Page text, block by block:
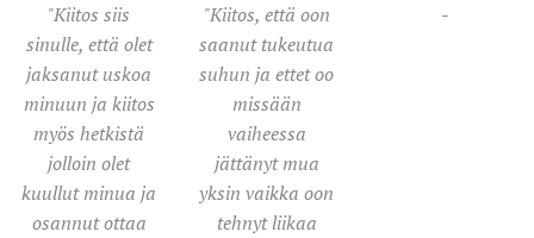
"Kiitos siis
sinulle, että olet
jaksanut uskoa
minuun ja kiitos
myös hetkistä
jolloin olet
kuullut minua ja
osannut ottaa
"Kiitos, että oon
saanut tukeutua
suhun ja ettet oo
missään
vaiheessa
jättänyt mua
yksin vaikka oon
tehnyt liikaa
-